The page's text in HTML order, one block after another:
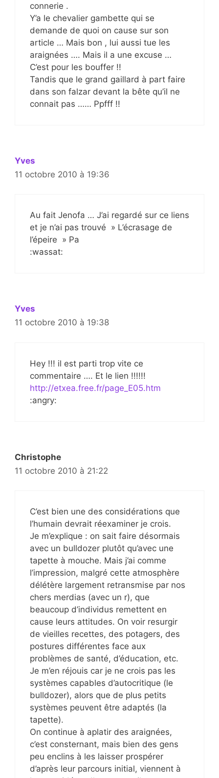
connerie .
Y’a le chevalier gambette qui se
demande de quoi on cause sur son
article … Mais bon , lui aussi tue les
araignées …. Mais il a une excuse …
C’est pour les bouffer !!
Tandis que le grand gaillard à part faire
dans son falzar devant la bête qu’il ne
connait pas …… Ppfff !!
Yves
11 octobre 2010 à 19:36
Au fait Jenofa … J’ai regardé sur ce liens
et je n’ai pas trouvé » L’écrasage de
l’épeire » Pa
:wassat:
Yves
11 octobre 2010 à 19:38
Hey !!! il est parti trop vite ce
commentaire …. Et le lien !!!!!!
http://etxea.free.fr/page_E05.htm
:angry:
Christophe
11 octobre 2010 à 21:22
C’est bien une des considérations que
l’humain devrait réexaminer je crois.
Je m’explique : on sait faire désormais
avec un bulldozer plutôt qu’avec une
tapette à mouche. Mais j’ai comme
l’impression, malgré cette atmosphère
délétère largement retransmise par nos
chers merdias (avec un r), que
beaucoup d’individus remettent en
cause leurs attitudes. On voir resurgir
de vieilles recettes, des potagers, des
postures différentes face aux
problèmes de santé, d’éducation, etc.
Je m’en réjouis car je ne crois pas les
systèmes capables d’autocritique (le
bulldozer), alors que de plus petits
systèmes peuvent être adaptés (la
tapette).
On continue à aplatir des araignées,
c’est consternant, mais bien des gens
peu enclins à les laisser prospérer
d’après leur parcours initial, viennent à